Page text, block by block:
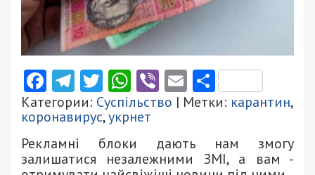
Facebook
Telegram
Twitter
WhatsApp
ViberEmail
Категории: Суспільство | Метки: карантин,
коронавирус,укрнет
Рекламні блоки дають нам змогу
залишатися незалежними ЗМІ, а вам -